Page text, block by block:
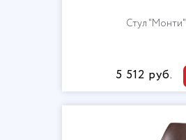
Стул "Монти"
5 512 руб.